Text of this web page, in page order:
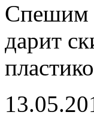
Спешим
дарит